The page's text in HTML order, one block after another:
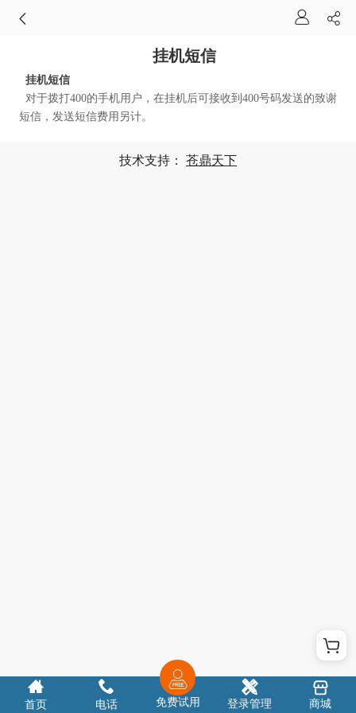
挂机短信
挂机短信
对于拨打400的手机用户，在挂机后可接收到400号码发送的致谢
短信，发送短信费用另计。
技术支持： 苍鼎天下
首页 电话 免费试用 登录管理 商城